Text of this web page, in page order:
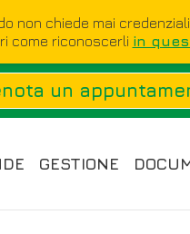
non chiede mai
come riconoscerli in
un
GESTIONE